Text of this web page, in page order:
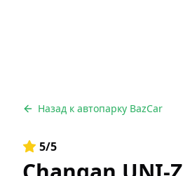
Назад к автопарку BazCar
5/5